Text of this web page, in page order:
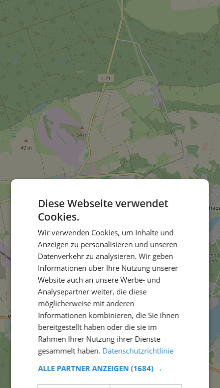
Diese Webseite verwendet
Cookies.
Wir verwenden Cookies, um Inhalte und
Anzeigen zu personalisieren und unseren
Datenverkehr zu analysieren. Wir geben
Informationen über Ihre Nutzung unserer
Website auch an unsere Werbe- und
Analysepartner weiter, die diese
möglicherweise mit anderen
Informationen kombinieren, die Sie ihnen
bereitgestellt haben oder die sie im
Rahmen Ihrer Nutzung ihrer Dienste
gesammelt haben. Datenschutzrichtlinie
ALLE PARTNER ANZEIGEN (1684) →